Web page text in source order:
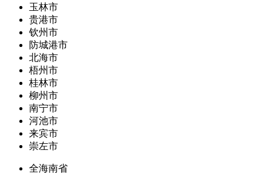
玉林市
贵港市
钦州市
防城港市
北海市
梧州市
桂林市
柳州市
南宁市
河池市
来宾市
崇左市
全海南省